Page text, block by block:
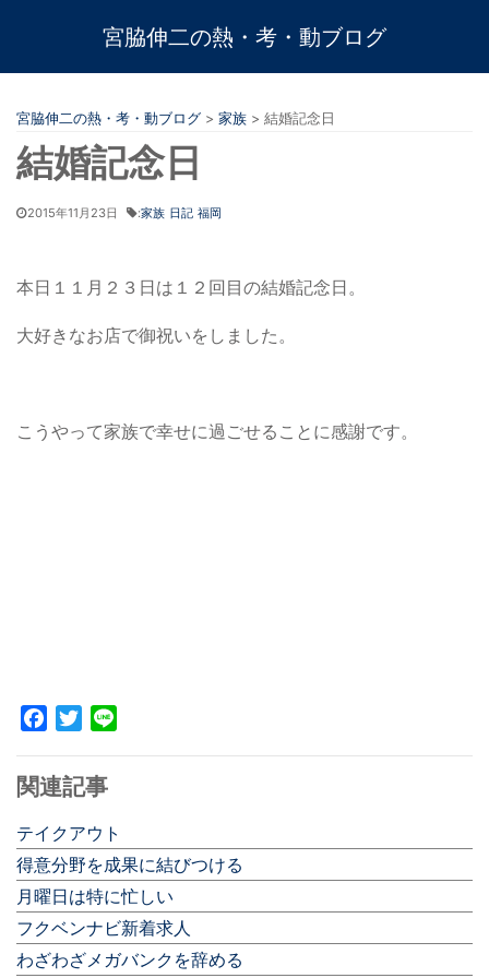
宮脇伸二の熱・考・動ブログ
宮脇伸二の熱・考・動ブログ > 家族 > 結婚記念日
結婚記念日
2015年11月23日 :家族 日記 福岡
本日１１月２３日は１２回目の結婚記念日。
大好きなお店で御祝いをしました。
こうやって家族で幸せに過ごせることに感謝です。
Facebook
Twitter
関連記事
テイクアウト
得意分野を成果に結びつける
月曜日は特に忙しい
フクベンナビ新着求人
わざわざメガバンクを辞める